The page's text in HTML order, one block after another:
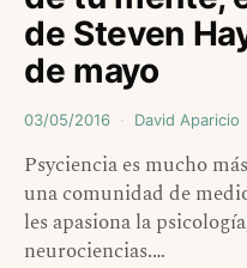
de Steven
de mayo
03/05/2016 David Aparicio
Psyciencia es mucho
una comunidad de
les apasiona la
neurociencias.…